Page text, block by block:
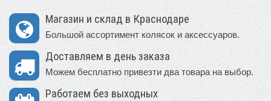
Магазин и склад в Краснодаре
Большой ассортимент колясок и аксессуаров.
Доставляем в день заказа
Можем бесплатно привезти два товара на выбор.
Работаем без выходных